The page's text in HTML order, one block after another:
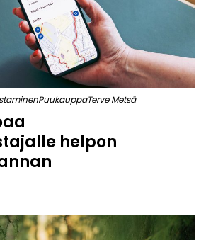
PuukauppaTerve Metsä
helpon